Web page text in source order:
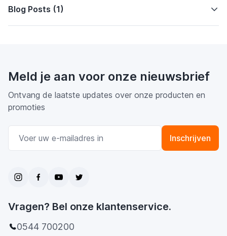
Blog Posts (1)
Meld je aan voor onze nieuwsbrief
Ontvang de laatste updates over onze producten en
promoties
Inschrijven
Vragen? Bel onze klantenservice.
0544 700200